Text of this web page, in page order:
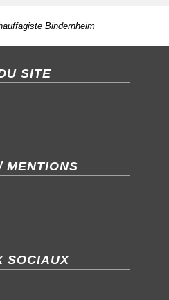
Bindernheim
SITE
MENTIONS
SOCIAUX